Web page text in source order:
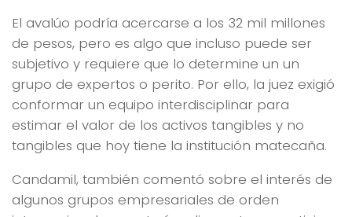
El avalúo podría acercarse a los 32 mil millones
de pesos, pero es algo que incluso puede ser
subjetivo y requiere que lo determine un un
grupo de expertos o perito. Por ello, la juez exigió
conformar un equipo interdisciplinar para
estimar el valor de los activos tangibles y no
tangibles que hoy tiene la institución matecaña.
Candamil, también comentó sobre el interés de
algunos grupos empresariales de orden